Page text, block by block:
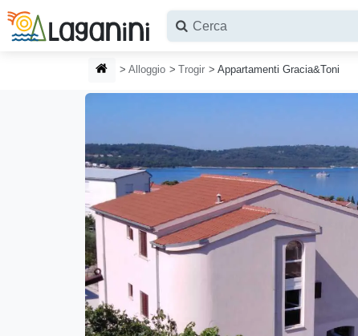
Vai al contenuto principale
HOMEPAGE
Alloggio Trogir Appartamenti Gracia&Toni